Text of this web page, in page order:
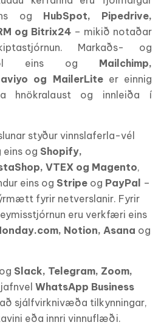
og HubSpot, Pipedrive,
og Bitrix24 – mikið notaðar
Markaðs- og
eins og Mailchimp,
og MailerLiteer einnig
hnökralaust og innleiða í
styður vinnslaferla-vél
og Shopify,
VTEX og Magento,
eins og Stripe og PayPal –
fyrir netverslanir. Fyrir
eru verkfæri eins
Notion, Asana og
Slack, Telegram, Zoom,
WhatsApp Business
sjálfvirknivæða tilkynningar,
eða innri vinnuflæði.